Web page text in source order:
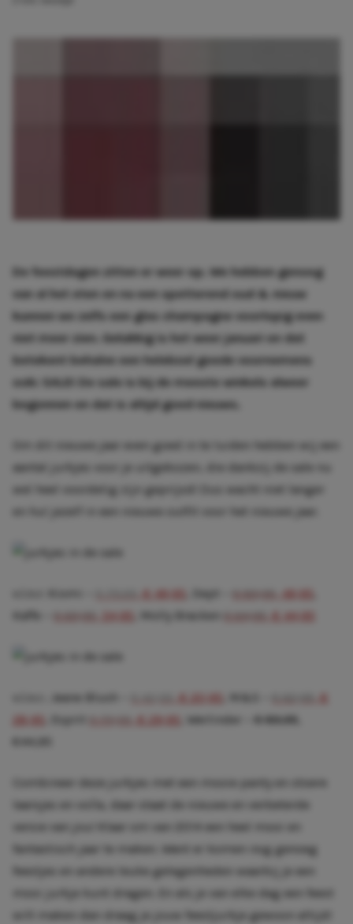
De feestdagen zitten er weer op. We hebben genoeg
van al het eten en na een spetterend oud & nieuw
kunnen we zelfs een glas champagne voorlopig even
niet meer zien. Gelukkig is het weer januari en dat
betekent behalve een heleboel goede voornemens
ook: SALE! De sale is bij de meeste winkels alweer
begonnen en dat is altijd goed nieuws.
Om dit nieuwe jaar even goed in te luiden hebben wij een
aantal jurkjes voor je uitgekozen, die dankzij de sale nu
wel heel voordelig zijn geprijsd! Dus wacht niet langer
en hul jezelf in een nieuwe outfit voor het nieuwe jaar.
, € 49,95 , Dept – , 49,95
, 54,95 , Molly Bracken , € 44,95
v.l.n.r.: Jeane Blush – , € 20,95
28,95
, Esprit , € 29,95 , Werlinder – € 89,95
Combineer deze jurkjes met een mooie panty en stoere
laarsjes en voíla, daar staat de nieuwe en verbeterde
versie van jou! Klaar om van 2014 een heel mooi en
fantastisch jaar te maken. Want er komen nog genoeg
feestjes en andere leuke gelegenheden waarbij je een
mooi jurkje kunt dragen. En als je van elke dag een feest
wilt maken dan draag je jouw feestjurkje gewoon altijd!